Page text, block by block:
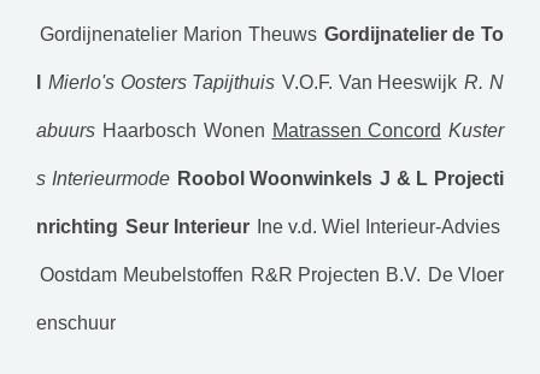
Gordijnenatelier Marion Theuws Gordijnatelier de To
Mierlo's Oosters Tapijthuis V.O.F. Van Heeswijk R. N
abuurs Haarbosch Wonen Matrassen Concord Kuster
s Interieurmode Roobol Woonwinkels J & L Projecti
nrichting Seur Interieur Ine v.d. Wiel Interieur-Advies
Oostdam Meubelstoffen R&R Projecten B.V. De Vloer
enschuur